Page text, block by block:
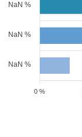
NaN %
NaN %
NaN %
0 %